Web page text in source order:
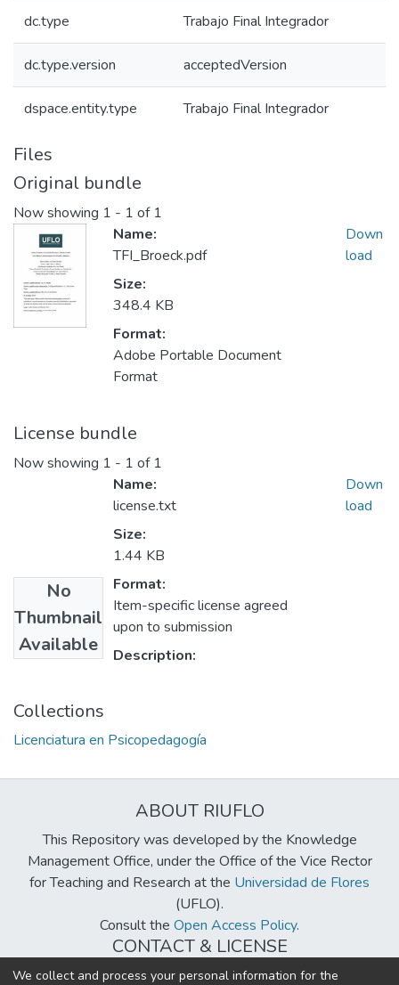
dc.type Trabajo Final Integrador
dc.type.version acceptedVersion
dspace.entity.type Trabajo Final Integrador
Files
Original bundle
Now showing 1 - 1 of 1
Name:
TFI_Broeck.pdf
Size:
348.4 KB
Format:
Adobe Portable Document
Format
Down
load
License bundle
Now showing 1 - 1 of 1
No
Thumbnail
Available
Name:
license.txt
Size:
1.44 KB
Format:
Item-specific license agreed
upon to submission
Description:
Down
load
Collections
Licenciatura en Psicopedagogía
ABOUT RIUFLO
This Repository was developed by the Knowledge
Management Office, under the Office of the Vice Rector
for Teaching and Research at the Universidad de Flores
(UFLO).
Consult the Open Access Policy.
CONTACT & LICENSE
biblioteca@uflouniversidad.edu.ar
We collect and process your personal information for the